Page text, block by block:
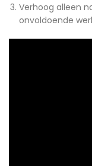
Verhoog alleen
onvoldoende